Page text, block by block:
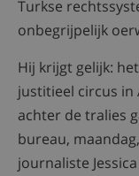
Turkse
onbegrijpelijk
Hij krijgt gelijk:
justitieel circus in
achter de tralies
bureau,
journaliste